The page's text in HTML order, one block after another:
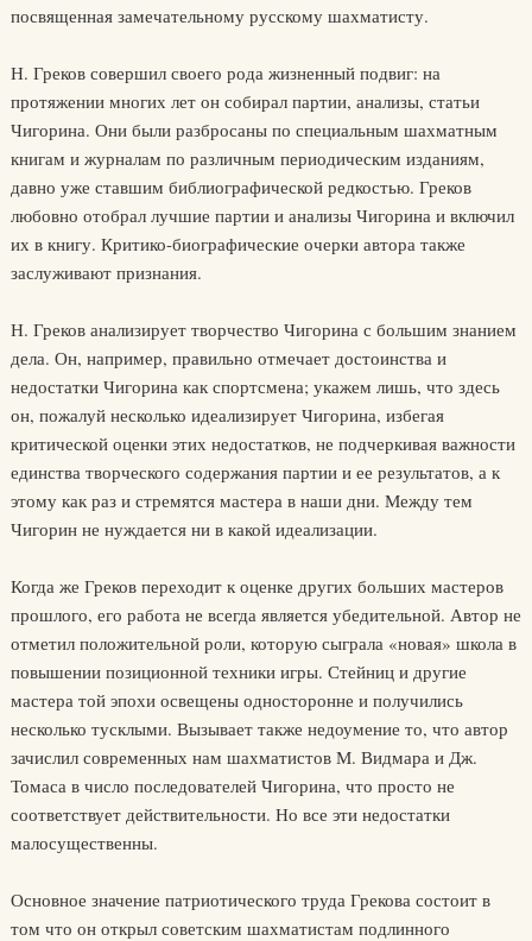
посвященная замечательному русскому шахматисту.
Н. Греков совершил своего рода жизненный подвиг: на
протяжении многих лет он собирал партии, анализы, статьи
Чигорина. Они были разбросаны по специальным шахматным
книгам и журналам по различным периодическим изданиям,
давно уже ставшим библиографической редкостью. Греков
любовно отобрал лучшие партии и анализы Чигорина и включил
их в книгу. Критико-биографические очерки автора также
заслуживают признания.
Н. Греков анализирует творчество Чигорина с большим знанием
дела. Он, например, правильно отмечает достоинства и
недостатки Чигорина как спортсмена; укажем лишь, что здесь
он, пожалуй несколько идеализирует Чигорина, избегая
критической оценки этих недостатков, не подчеркивая важности
единства творческого содержания партии и ее результатов, а к
этому как раз и стремятся мастера в наши дни. Между тем
Чигорин не нуждается ни в какой идеализации.
Когда же Греков переходит к оценке других больших мастеров
прошлого, его работа не всегда является убедительной. Автор не
отметил положительной роли, которую сыграла «новая» школа в
повышении позиционной техники игры. Стейниц и другие
мастера той эпохи освещены односторонне и получились
несколько тусклыми. Вызывает также недоумение то, что автор
зачислил современных нам шахматистов М. Видмара и Дж.
Томаса в число последователей Чигорина, что просто не
соответствует действительности. Но все эти недостатки
малосущественны.
Основное значение патриотического труда Грекова состоит в
том что он открыл советским шахматистам подлинного